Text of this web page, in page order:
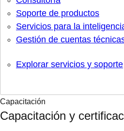
Soporte de productos
Servicios para la
Gestión de cuentas
Explorar servicios y soporte
Capacitación
Capacitación y